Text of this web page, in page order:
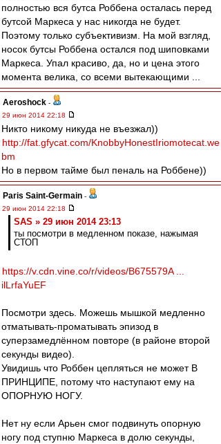
полностью вся бутса Роббена осталась перед
бутсой Маркеса у нас никогда не будет.
Поэтому только субъективизм. На мой взгляд,
носок бутсы Роббена остался под шиповками
Маркеса. Упал красиво, да, но и цена этого
момента велика, со всеми вытекающими ...
Aeroshock -
29 июн 2014 22:18
Никто никому никуда не въезжал))
http://fat.gfycat.com/KnobbyHonestIriomotecat.we
bm
Но в первом тайме был пеналь на Роббене))
Paris Saint-Germain -
29 июн 2014 22:18
SAS » 29 июн 2014 23:13
ты посмотри в медленном показе, нажымая
СТОП
https://v.cdn.vine.co/r/videos/B675579A ...
ilLrfaYuEF
Посмотри здесь. Можешь мышкой медленно
отматывать-проматывать эпизод в
суперзамедлённом повторе (в районе второй
секунды видео).
Увидишь что Роббен цепляться не может В
ПРИНЦИПЕ, потому что наступают ему на
ОПОРНУЮ НОГУ.
Нет ну если Арьен смог подвинуть опорную
ногу под ступню Маркеса в долю секунды,